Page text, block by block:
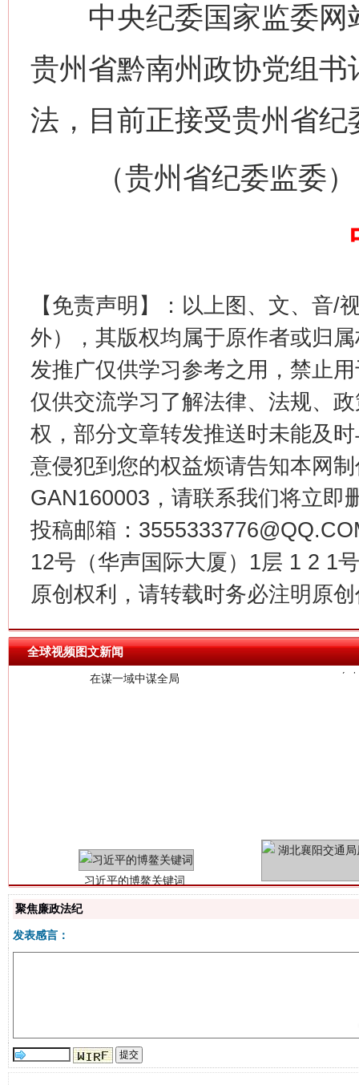
中央纪委国家监委网
贵州省黔南州政协党组
法，目前正接受贵州省
（贵州省纪委监委）
【免责声明】：以上图、文、音/
外），其版权均属于原作者或归
发推广仅供学习参考之用，禁止
仅供交流学习了解法律、法规、
权，部分文章转发推送时未能及
意侵犯到您的权益烦请告知本网
GAN160003，请联系我们将立即
投稿邮箱：
12号（华声国际大厦）1层 1 2 1
原创权利，请转载时务必注明原
全球视频图文新闻
这是一记警钟！ 谢
在谋一域中谋全局
聚焦廉政法纪
发表感言：